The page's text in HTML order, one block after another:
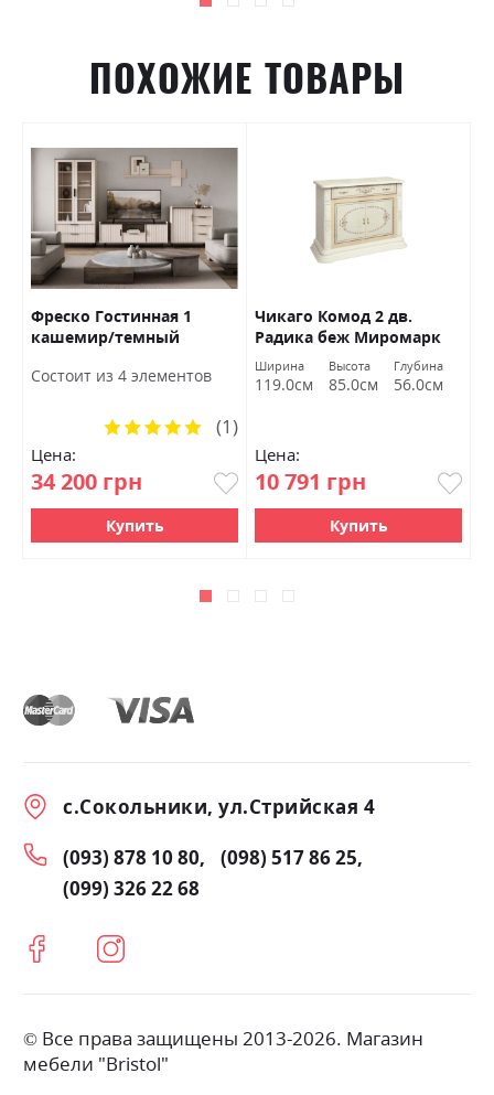
ПОХОЖИЕ ТОВАРЫ
Фреско Гостинная 1
кашемир/темный
Состоит из 4 элементов
Цена:
34 200 грн
Рейтинг:
(1)
Купить
Чикаго Комод 2 дв.
Радика беж Миромарк
Ширина
119.0см
Высота
85.0см
Глубина
56.0см
Цена:
10 791 грн
Купить
с.Сокольники, ул.Стрийская 4
(093) 878 10 80
(098) 517 86 25
(099) 326 22 68
© Все права защищены 2013-2026. Магазин
мебели "Bristol"